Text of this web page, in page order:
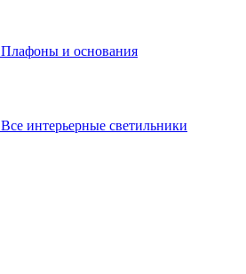
Плафоны и основания
Все интерьерные светильники